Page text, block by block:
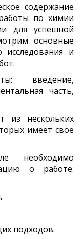
содержание
по химии
для успешной
основные
и
введение,
часть,
из нескольких
имеет своё
необходимо
о работе.
подходов.